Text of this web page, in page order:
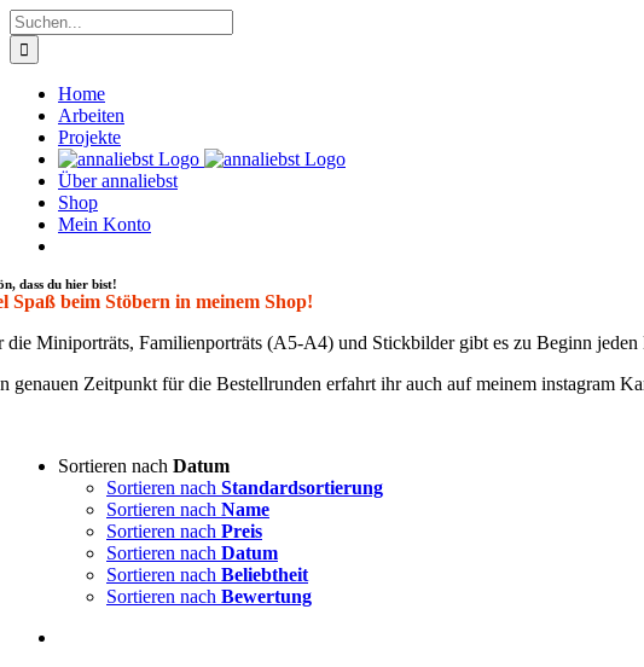
Zum
Inhalt
springen
Suche
nach:
Home
Arbeiten
Projekte
Über annaliebst
Shop
Mein Konto
dass du hier bist!
Spaß beim Stöbern in meinem Shop!
die Mini­por­träts, Fami­li­en­por­träts (A5-A4) und Stick­bil­der gibt es zu Beginn
genau­en Zeit­punkt für die Bestell­run­den erfahrt ihr auch auf mei­nem insta­gram
Sortieren nach Datum
Sortieren nach Standardsortierung
Sortieren nach Name
Sortieren nach Preis
Sortieren nach Datum
Sortieren nach Beliebtheit
Sortieren nach Bewertung